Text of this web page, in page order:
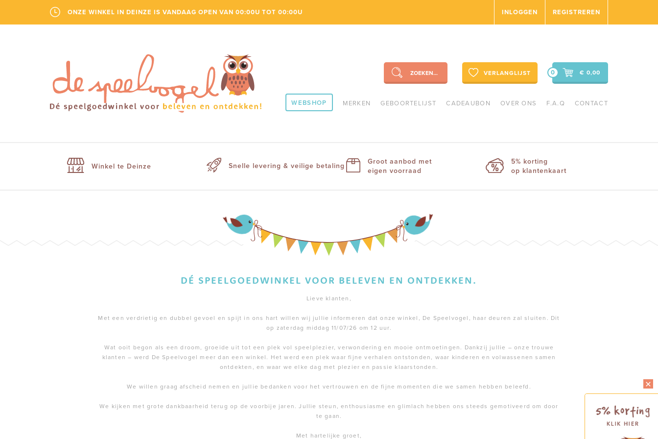
ONZE WINKEL IN DEINZE IS VANDAAG OPEN VAN 00:00U TOT 00:00U INLOGGEN REGISTREREN
ZOEKEN...
SEARCH
VERLANGLIJST € 0,00
0
WEBSHOP MERKEN GEBOORTELIJST CADEAUBON OVER ONS F.A.Q CONTACT
Winkel te Deinze Snelle levering & veilige betaling
Groot aanbod met
eigen voorraad
5% korting
op klantenkaart
DÉ SPEELGOEDWINKEL VOOR BELEVEN EN ONTDEKKEN.
Lieve klanten,
Met een verdrietig en dubbel gevoel en spijt in ons hart willen wij jullie informeren dat onze winkel, De Speelvogel, haar deuren zal sluiten. Dit
op zaterdag middag 11/07/26 om 12 uur.
Wat ooit begon als een droom, groeide uit tot een plek vol speelplezier, verwondering en mooie ontmoetingen. Dankzij jullie – onze trouwe
klanten – werd De Speelvogel meer dan een winkel. Het werd een plek waar fijne verhalen ontstonden, waar kinderen en volwassenen samen
ontdekten, en waar we elke dag met plezier en passie klaarstonden.
We willen graag afscheid nemen en jullie bedanken voor het vertrouwen en de fijne momenten die we samen hebben beleefd.
We kijken met grote dankbaarheid terug op de voorbije jaren. Jullie steun, enthousiasme en glimlach hebben ons steeds gemotiveerd om door
te gaan.
Met hartelijke groet,